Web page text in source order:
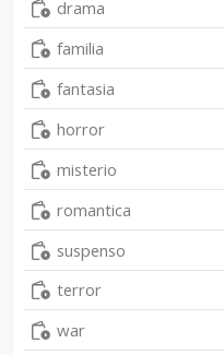
drama
familia
fantasia
horror
misterio
romantica
suspenso
terror
war